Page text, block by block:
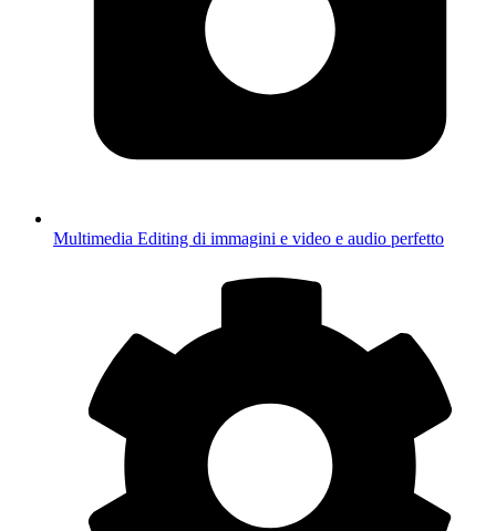
Multimedia Editing di immagini e video e audio perfetto